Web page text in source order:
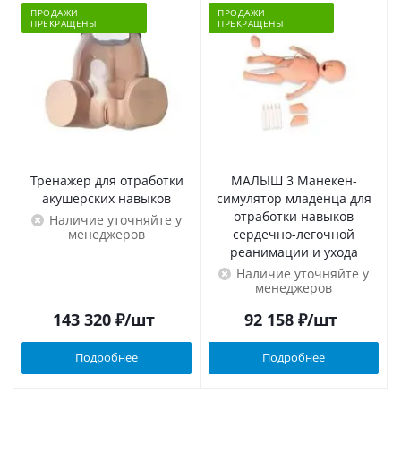
ПРОДАЖИ
ПРЕКРАЩЕНЫ
Тренажер для отработки
акушерских навыков
Наличие уточняйте у
менеджеров
143 320₽/шт
Подробнее
ПРОДАЖИ
ПРЕКРАЩЕНЫ
МАЛЫШ 3 Манекен-
симулятор младенца для
отработки навыков
сердечно-легочной
реанимации и ухода
Наличие уточняйте у
менеджеров
92 158₽/шт
Подробнее